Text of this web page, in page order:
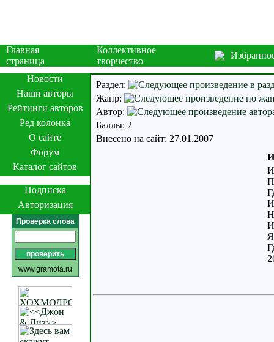
Главная
страница
Коллективное
творчество
Новости
Наши авторы
Рейтинги авторов
Ред колонка
О сайте
Форум
Каталог сайтов
Подписка
Авторизация
Проверка слова
www.gramota.ru
Раздел:
Жанр:
Автор:
Баллы: 2
Внесено на сайт: 27.01.2007
И
И